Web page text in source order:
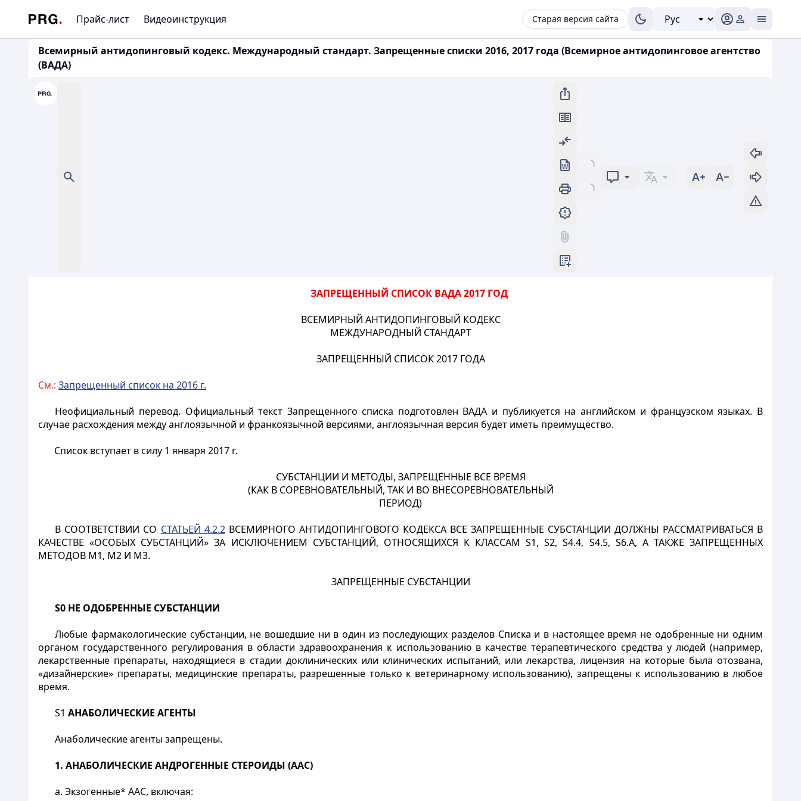
Прайс-лист Видеоинструкция Старая версия сайта
Всемирный антидопинговый кодекс. Международный стандарт. Запрещенные списки 2016, 2017 года (Всемирное антидопинговое агентство
(ВАДА)
ЗАПРЕЩЕННЫЙ СПИСОК ВАДА 2017 ГОД
ВСЕМИРНЫЙ АНТИДОПИНГОВЫЙ КОДЕКС
МЕЖДУНАРОДНЫЙ СТАНДАРТ
ЗАПРЕЩЕННЫЙ СПИСОК 2017 ГОДА
См.: Запрещенный список на 2016 г.
Неофициальный перевод. Официальный текст Запрещенного списка подготовлен ВАДА и публикуется на английском и французском языках. В
случае расхождения между англоязычной и франкоязычной версиями, англоязычная версия будет иметь преимущество.
Список вступает в силу 1 января 2017 г.
СУБСТАНЦИИ И МЕТОДЫ, ЗАПРЕЩЕННЫЕ ВСЕ ВРЕМЯ
(КАК В СОРЕВНОВАТЕЛЬНЫЙ, ТАК И ВО ВНЕСОРЕВНОВАТЕЛЬНЫЙ
ПЕРИОД)
В СООТВЕТСТВИИ СО СТАТЬЕЙ 4.2.2ВСЕМИРНОГО АНТИДОПИНГОВОГО КОДЕКСА ВСЕ ЗАПРЕЩЕННЫЕ СУБСТАНЦИИ ДОЛЖНЫ РАССМАТРИВАТЬСЯ В
КАЧЕСТВЕ «ОСОБЫХ СУБСТАНЦИЙ» ЗА ИСКЛЮЧЕНИЕМ СУБСТАНЦИЙ, ОТНОСЯЩИХСЯ К КЛАССАМS1,S2,S4.4, S4.5, S6.A, А ТАКЖЕ ЗАПРЕЩЕННЫХ
МЕТОДОВ М1, М2 И М3.
ЗАПРЕЩЕННЫЕ СУБСТАНЦИИ
S0 HE ОДОБРЕННЫЕ СУБСТАНЦИИ
Любые фармакологические субстанции, не вошедшие ни в один из последующих разделов Списка и в настоящее время не одобренные ни одним
органом государственного регулирования в области здравоохранения к использованию в качестве терапевтического средства у людей (например,
лекарственные препараты, находящиеся в стадии доклинических или клинических испытаний, или лекарства, лицензия на которые была отозвана,
«дизайнерские» препараты, медицинские препараты, разрешенные только к ветеринарному использованию), запрещены к использованию в любое
время.
S1АНАБОЛИЧЕСКИЕ АГЕНТЫ
Анаболические агенты запрещены.
1. АНАБОЛИЧЕСКИЕ АНДРОГЕННЫЕ СТЕРОИДЫ (ААС)
a. Экзогенные* ААС, включая: